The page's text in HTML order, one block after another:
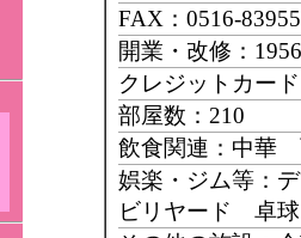
FAX：0516-
開業・改修：
クレジットカー
部屋数：210
飲食関連：中
娯楽・ジム等
ビリヤード 卓